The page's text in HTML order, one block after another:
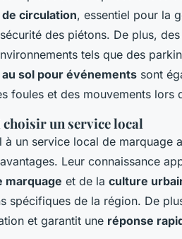
circulation, essentiel pour la
des piétons. De plus, des
tels que des
sol pour événements sont
foules et des mouvements lors
un service local
à un service local de marquage
Leur connaissance
marquage et de la culture
spécifiques de la région. De
et garantit une réponse